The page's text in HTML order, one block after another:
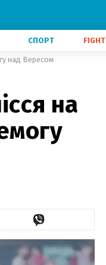
СПОРТ FIGHT
над Вересом
на